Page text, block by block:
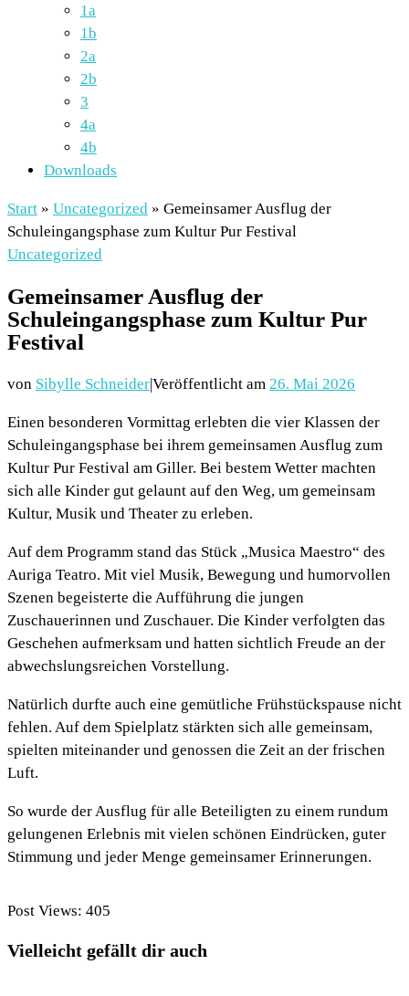
1a
1b
2a
2b
3
4a
4b
Downloads
Start » Uncategorized » Gemeinsamer Ausflug der
Schuleingangsphase zum Kultur Pur Festival
Uncategorized
Gemeinsamer Ausflug der
Schuleingangsphase zum Kultur Pur
Festival
von Sibylle Schneider|Veröffentlicht am 26. Mai 2026
Einen besonderen Vormittag erlebten die vier Klassen der
Schuleingangsphase bei ihrem gemeinsamen Ausflug zum
Kultur Pur Festival am Giller. Bei bestem Wetter machten
sich alle Kinder gut gelaunt auf den Weg, um gemeinsam
Kultur, Musik und Theater zu erleben.
Auf dem Programm stand das Stück „Musica Maestro“ des
Auriga Teatro. Mit viel Musik, Bewegung und humorvollen
Szenen begeisterte die Aufführung die jungen
Zuschauerinnen und Zuschauer. Die Kinder verfolgten das
Geschehen aufmerksam und hatten sichtlich Freude an der
abwechslungsreichen Vorstellung.
Natürlich durfte auch eine gemütliche Frühstückspause nicht
fehlen. Auf dem Spielplatz stärkten sich alle gemeinsam,
spielten miteinander und genossen die Zeit an der frischen
Luft.
So wurde der Ausflug für alle Beteiligten zu einem rundum
gelungenen Erlebnis mit vielen schönen Eindrücken, guter
Stimmung und jeder Menge gemeinsamer Erinnerungen.
Post Views: 405
Vielleicht gefällt dir auch